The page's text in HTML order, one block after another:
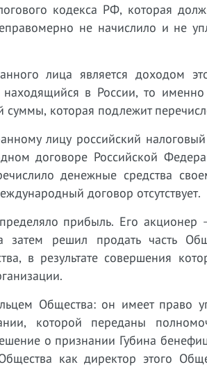
кодекса РФ, которая
не начислило и не
лица является доходом
находящийся в России, то
суммы, которая подлежит
лицу российский налоговый
договоре Российской
денежные средства
договор отсутствует.
прибыль. Его акционер
решил продать часть
в результате совершения
Общества: он имеет право
которой переданы
о признании Губина
как директор этого